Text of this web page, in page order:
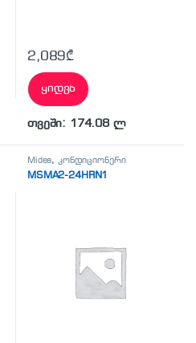
2,089₾
ყიდვა
თვეში: 174.08 ლ
Midea,კონდიციონერი
MSMA2-24HRN1